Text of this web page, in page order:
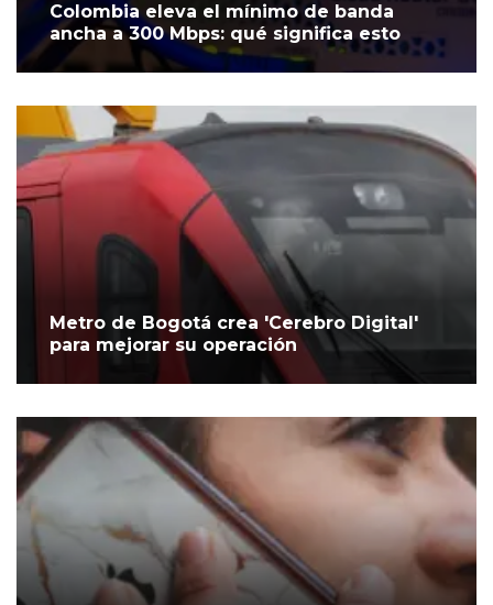
Colombia eleva el mínimo de banda
ancha a 300 Mbps: qué significa esto
Metro de Bogotá crea 'Cerebro Digital'
para mejorar su operación